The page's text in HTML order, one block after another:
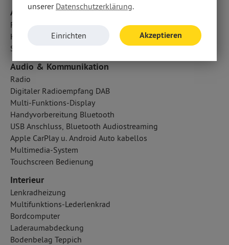
Airbags
Fahrer- /Beifahrerairbag
Kopfairbag vorn und hinten
Seitenairbag vorn
Audio & Kommunikation
Radio
Digitaler Radioempfang DAB
Multi-Funktions-Display
Handyvorbereitung Bluetooth
USB Anschluss, Bluetooth Audiostreaming
Apple CarPlay u. Android Auto kabellos
Multimedia-System
Touchscreen Bedienung
Interieur
Lenkradheizung
Multifunktions-Lederlenkrad
Bordcomputer
Laderaumabdeckung
Bodenbelag Teppich
unserer Datenschutzerklärung.
Einrichten Akzeptieren